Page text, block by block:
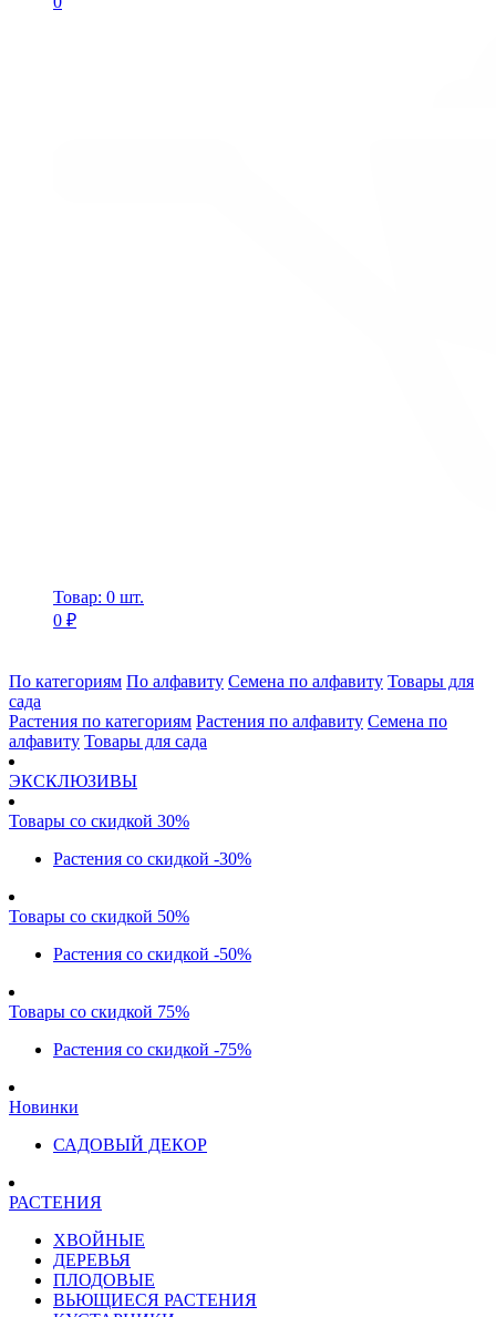
Товар: 0 шт.
0 ₽
По категориям По алфавиту Семена по алфавиту Товары для
сада
Растения по категориям Растения по алфавиту Семена по
алфавиту Товары для сада
ЭКСКЛЮЗИВЫ
Товары со скидкой 30%
Растения со скидкой -30%
Товары со скидкой 50%
Растения со скидкой -50%
Товары со скидкой 75%
Растения со скидкой -75%
Новинки
САДОВЫЙ ДЕКОР
РАСТЕНИЯ
ХВОЙНЫЕ
ДЕРЕВЬЯ
ПЛОДОВЫЕ
ВЬЮЩИЕСЯ РАСТЕНИЯ